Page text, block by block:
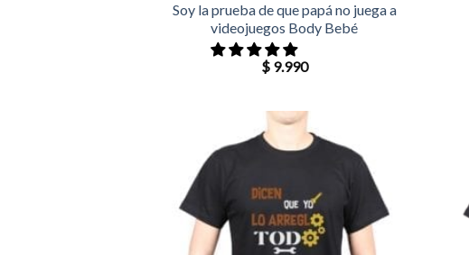
Soy la prueba de que papá no juega a
videojuegos Body Bebé
$9.990